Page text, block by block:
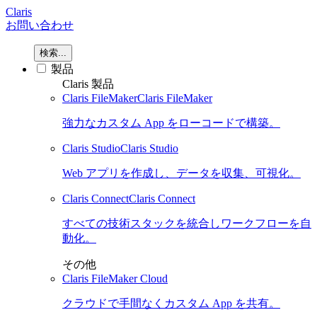
Claris
お問い合わせ
検索...
製品
Claris 製品
Claris FileMakerClaris FileMaker
強力なカスタム App をローコードで構築。
Claris StudioClaris Studio
Web アプリを作成し、データを収集、可視化。
Claris ConnectClaris Connect
すべての技術スタックを統合しワークフローを自
動化。
その他
Claris FileMaker Cloud
クラウドで手間なくカスタム App を共有。